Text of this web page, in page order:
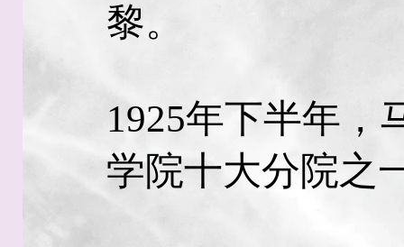
黎。
1925年下半年，
学院十大分院之